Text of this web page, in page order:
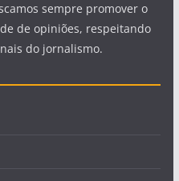
sempre promover o
de opiniões, respeitando
do jornalismo.